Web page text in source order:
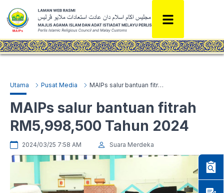
Utama Pusat Media MAIPs salur bantuan fitrah RM5,998,500 Tahun 2024
MAIPs salur bantuan fitrah
RM5,998,500 Tahun 2024
2024/03/25 7:58 AM Suara Merdeka